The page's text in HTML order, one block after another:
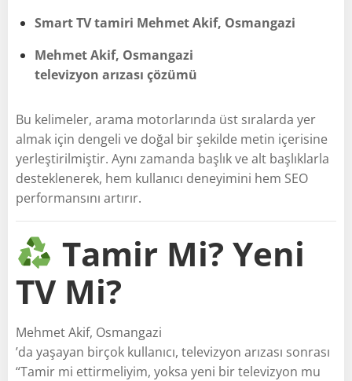
Smart TV tamiri Mehmet Akif, Osmangazi
Mehmet Akif, Osmangazi
televizyon arızası çözümü
Bu kelimeler, arama motorlarında üst sıralarda yer
almak için dengeli ve doğal bir şekilde metin içerisine
yerleştirilmiştir. Aynı zamanda başlık ve alt başlıklarla
desteklenerek, hem kullanıcı deneyimini hem SEO
performansını artırır.
Tamir Mi? Yeni
TV Mi?
Mehmet Akif, Osmangazi
’da yaşayan birçok kullanıcı, televizyon arızası sonrası
“Tamir mi ettirmeliyim, yoksa yeni bir televizyon mu